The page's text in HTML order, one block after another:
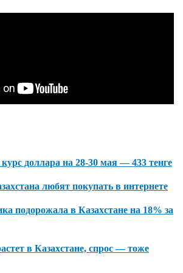
доллара на 28-30 мая — 433 тенге
любят покупать в интернете
подорожала в Казахстане на 18% за
в Казахстане, спрос — тоже